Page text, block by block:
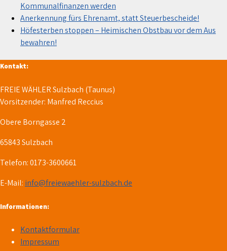
Kommunalfinanzen werden
Anerkennung fürs Ehrenamt, statt Steuerbescheide!
Höfesterben stoppen – Heimischen Obstbau vor dem Aus
bewahren!
Kontakt:
FREIE WÄHLER Sulzbach (Taunus)
Vorsitzender: Manfred Reccius
Obere Borngasse 2
65843 Sulzbach
Telefon: 0173-3600661
E-Mail: info@freiewaehler-sulzbach.de
Informationen:
Kontaktformular
Impressum